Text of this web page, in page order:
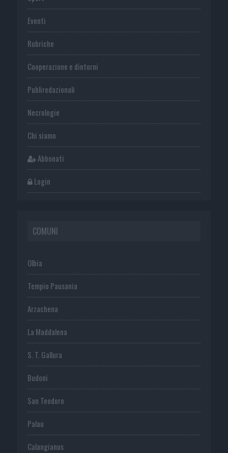
Eventi
Rubriche
Cooperazione e dintorni
Publiredazionali
Necrologie
Chi siamo
Abbonati
Login
COMUNI
Olbia
Tempio Pausania
Arzachena
La Maddalena
S. T. Gallura
Budoni
San Teodoro
Palau
Calangianus